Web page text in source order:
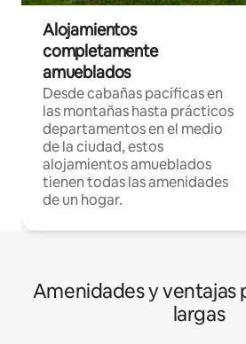
Alojamientos
completamente
amueblados
Desde cabañas pacíficas en
las montañas hasta prácticos
departamentos en el medio
de la ciudad, estos
alojamientos amueblados
tienen todas las amenidades
de un hogar.
Amenidades y ventajas
largas